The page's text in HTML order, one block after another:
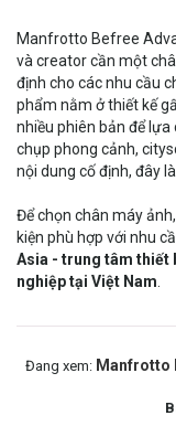
Manfrotto Befree
và creator cần một
định cho các nhu cầu
phẩm nằm ở thiết kế
nhiều phiên bản để
chụp phong cảnh,
nội dung cố định, đây
Để chọn chân máy
kiện phù hợp với nhu
Asia - trung tâm thiết
nghiệp tại Việt Nam.
Đang xem: Manfrotto